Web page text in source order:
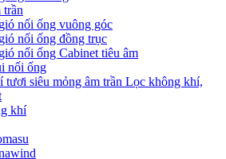
trần
nối ống vuông góc
nối ống đồng trục
nối ống Cabinet tiêu âm
nối ống
tươi siêu mỏng âm trần Lọc không khí,
khí